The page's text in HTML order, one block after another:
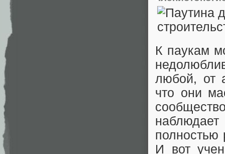
К паукам
любой, от
что они
полностью
И вот